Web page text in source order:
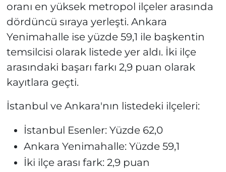
oranı en yüksek metropol ilçeler arasında
dördüncü sıraya yerleşti. Ankara
Yenimahalle ise yüzde 59,1 ile başkentin
temsilcisi olarak listede yer aldı. İki ilçe
arasındaki başarı farkı 2,9 puan olarak
kayıtlara geçti.
İstanbul ve Ankara'nın listedeki ilçeleri:
İstanbul Esenler: Yüzde 62,0
Ankara Yenimahalle: Yüzde 59,1
İki ilçe arası fark: 2,9 puan